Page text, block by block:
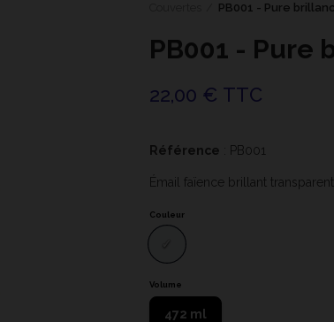
PB001 - Pure
PB001 - Pure
22,00 € TTC
Référence : PB001
Émail faïence brillant
Couleur
Volume
472 ml